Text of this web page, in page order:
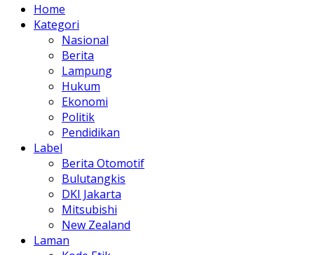
Home
Kategori
Nasional
Berita
Lampung
Hukum
Ekonomi
Politik
Pendidikan
Label
Berita Otomotif
Bulutangkis
DKI Jakarta
Mitsubishi
New Zealand
Laman